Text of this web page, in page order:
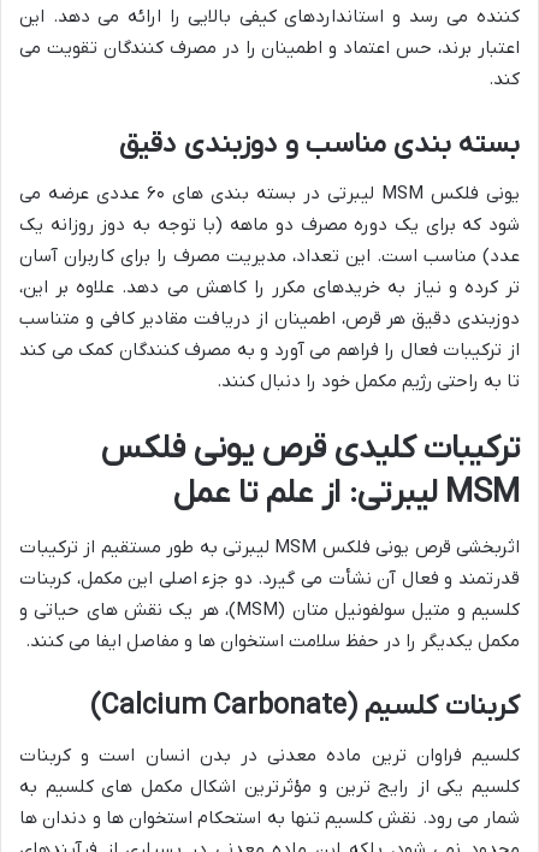
کننده می رسد و استانداردهای کیفی بالایی را ارائه می دهد. این
اعتبار برند، حس اعتماد و اطمینان را در مصرف کنندگان تقویت می
کند.
بسته بندی مناسب و دوزبندی دقیق
یونی فلکس MSM لیبرتی در بسته بندی های ۶۰ عددی عرضه می
شود که برای یک دوره مصرف دو ماهه (با توجه به دوز روزانه یک
عدد) مناسب است. این تعداد، مدیریت مصرف را برای کاربران آسان
تر کرده و نیاز به خریدهای مکرر را کاهش می دهد. علاوه بر این،
دوزبندی دقیق هر قرص، اطمینان از دریافت مقادیر کافی و متناسب
از ترکیبات فعال را فراهم می آورد و به مصرف کنندگان کمک می کند
تا به راحتی رژیم مکمل خود را دنبال کنند.
ترکیبات کلیدی قرص یونی فلکس
MSM لیبرتی: از علم تا عمل
اثربخشی قرص یونی فلکس MSM لیبرتی به طور مستقیم از ترکیبات
قدرتمند و فعال آن نشأت می گیرد. دو جزء اصلی این مکمل، کربنات
کلسیم و متیل سولفونیل متان (MSM)، هر یک نقش های حیاتی و
مکمل یکدیگر را در حفظ سلامت استخوان ها و مفاصل ایفا می کنند.
کربنات کلسیم (Calcium Carbonate)
کلسیم فراوان ترین ماده معدنی در بدن انسان است و کربنات
کلسیم یکی از رایج ترین و مؤثرترین اشکال مکمل های کلسیم به
شمار می رود. نقش کلسیم تنها به استحکام استخوان ها و دندان ها